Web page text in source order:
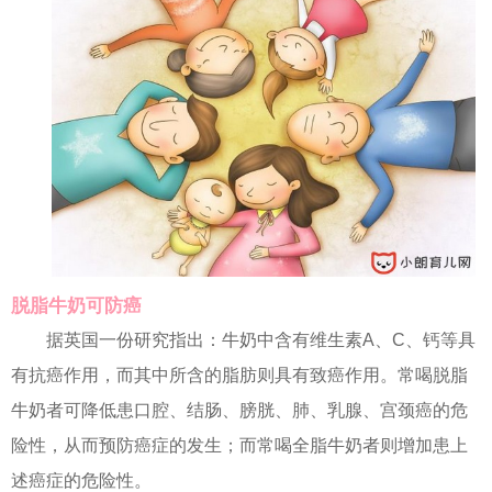
脱脂牛奶可防癌
据英国一份研究指出：牛奶中含有维生素A、C、钙等具
有抗癌作用，而其中所含的脂肪则具有致癌作用。常喝脱脂
牛奶者可降低患口腔、结肠、膀胱、肺、乳腺、宫颈癌的危
险性，从而预防癌症的发生；而常喝全脂牛奶者则增加患上
述癌症的危险性。